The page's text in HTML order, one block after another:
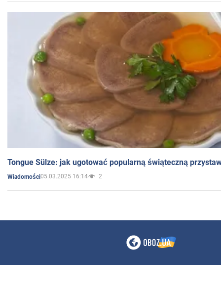
Tongue Sülze: jak ugotować popularną świąteczną
Wiadomości05.03.2025 16:14 2